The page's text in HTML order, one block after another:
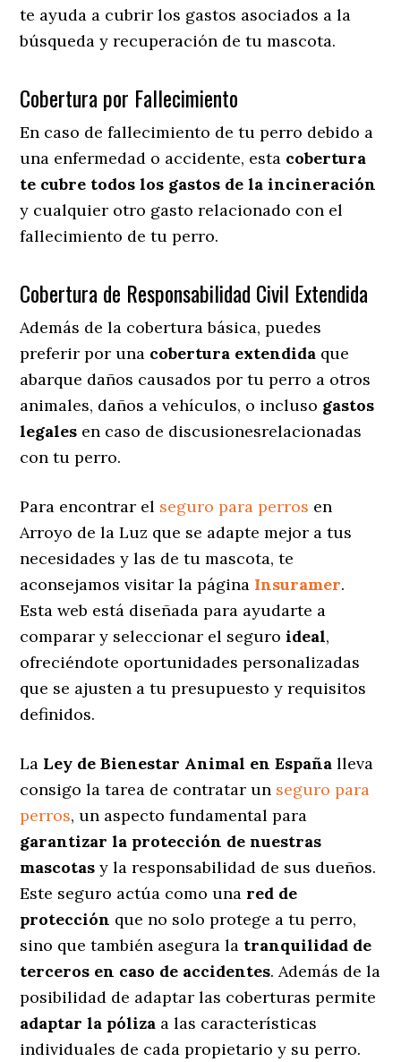
te ayuda a cubrir los gastos asociados a la
búsqueda y recuperación de tu mascota.
Cobertura por Fallecimiento
En caso de fallecimiento de tu perro debido a
una enfermedad o accidente, esta cobertura
te cubre todos los gastos de la incineración
y cualquier otro gasto relacionado con el
fallecimiento de tu perro.
Cobertura de Responsabilidad Civil Extendida
Además de la cobertura básica, puedes
preferir por una cobertura extendida que
abarque daños causados por tu perro a otros
animales, daños a vehículos, o incluso gastos
legales en caso de discusionesrelacionadas
con tu perro.
Para encontrar el seguro para perros en
Arroyo de la Luz que se adapte mejor a tus
necesidades y las de tu mascota, te
aconsejamos visitar la página Insuramer.
Esta web está diseñada para ayudarte a
comparar y seleccionar el seguroideal,
ofreciéndote oportunidades personalizadas
que se ajusten a tu presupuesto y requisitos
definidos.
La Ley de Bienestar Animal en España lleva
consigo la tarea de contratar un seguro para
perros, un aspecto fundamental para
garantizar la protección de nuestras
mascotas y la responsabilidad de sus dueños.
Este seguro actúa como una red de
protección que no solo protege a tu perro,
sino que también asegura la tranquilidad de
terceros en caso de accidentes. Además de la
posibilidad de adaptar las coberturas permite
adaptar la póliza a las características
individuales de cada propietario y su perro.